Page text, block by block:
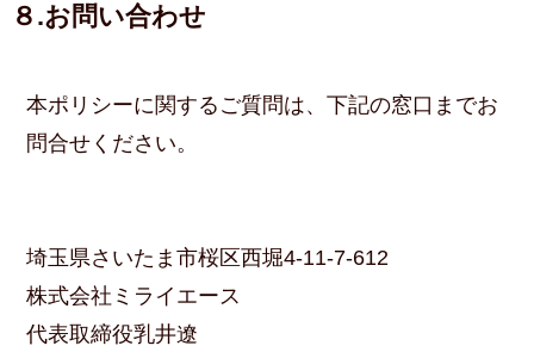
８.お問い合わせ
本ポリシーに関するご質問は、下記の窓口までお
問合せください。
埼玉県さいたま市桜区西堀4-11-7-612
株式会社ミライエース
代表取締役乳井遼